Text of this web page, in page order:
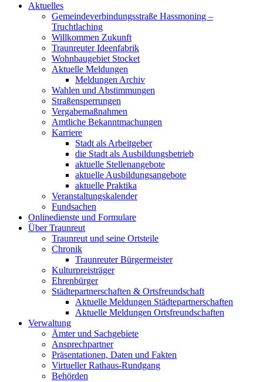
Aktuelles
Gemeindeverbindungsstraße Hassmoning –
Truchtlaching
Willkommen Zukunft
Traunreuter Ideenfabrik
Wohnbaugebiet Stocket
Aktuelle Meldungen
Meldungen Archiv
Wahlen und Abstimmungen
Straßensperrungen
Vergabemaßnahmen
Amtliche Bekanntmachungen
Karriere
Stadt als Arbeitgeber
die Stadt als Ausbildungsbetrieb
aktuelle Stellenangebote
aktuelle Ausbildungsangebote
aktuelle Praktika
Veranstaltungskalender
Fundsachen
Onlinedienste und Formulare
Über Traunreut
Traunreut und seine Ortsteile
Chronik
Traunreuter Bürgermeister
Kulturpreisträger
Ehrenbürger
Städtepartnerschaften & Ortsfreundschaft
Aktuelle Meldungen Städtepartnerschaften
Aktuelle Meldungen Ortsfreundschaften
Verwaltung
Ämter und Sachgebiete
Ansprechpartner
Präsentationen, Daten und Fakten
Virtueller Rathaus-Rundgang
Behörden